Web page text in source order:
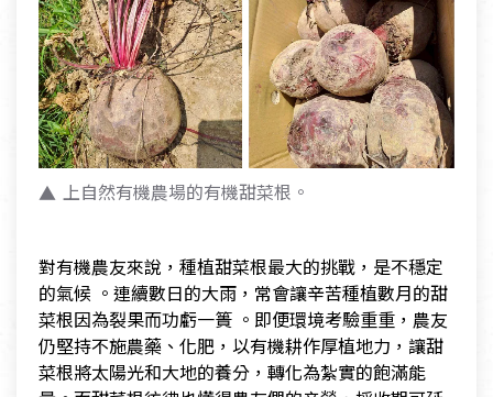
上自然有機農場的有機甜菜根。
對有機農友來說，種植甜菜根最大的挑戰，是不穩定
的氣候 。連續數日的大雨，常會讓辛苦種植數月的甜
菜根因為裂果而功虧一簣 。即便環境考驗重重，農友
仍堅持不施農藥、化肥，以有機耕作厚植地力，讓甜
菜根將太陽光和大地的養分，轉化為紮實的飽滿能